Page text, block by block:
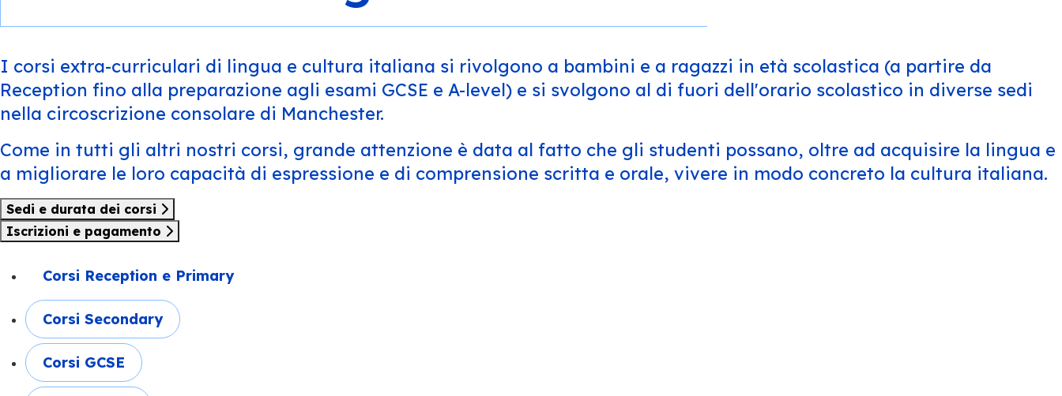
I corsi extra-curriculari di lingua e cultura italiana si rivolgono a bambini e a ragazzi in età scolastica (a partire da
Reception fino alla preparazione agli esami GCSE e A-level) e si svolgono al di fuori dell'orario scolastico in diverse sedi
nella circoscrizione consolare di Manchester.
Come in tutti gli altri nostri corsi, grande attenzione è data al fatto che gli studenti possano, oltre ad acquisire la lingua e
a migliorare le loro capacità di espressione e di comprensione scritta e orale, vivere in modo concreto la cultura italiana.
Sedi e durata dei corsi
Iscrizioni e pagamento
Corsi Reception e Primary
Corsi Secondary
Corsi GCSE